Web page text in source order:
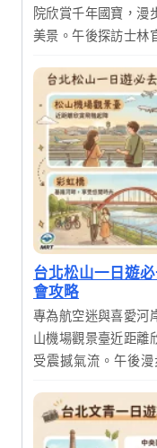
院欣賞千年國寶，漫
美景。午後探訪士林
台北松山一日遊
會攻略
專為航空迷與喜愛河
山機場觀景臺近距離
受震撼氣流。午後
美結束充實的一天。